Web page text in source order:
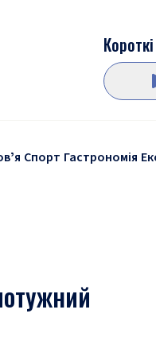
Спорт Гастрономія